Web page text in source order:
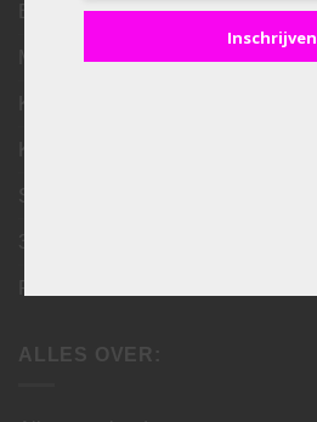
Borduren
Miniatuur huisjes
Kruissteekkussens
Knoopkussens
Schilderen op nummer
3D Puzzels
Puzzels
ALLES OVER:
Inschrijven